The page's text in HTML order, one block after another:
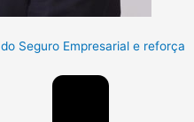
Seguro Empresarial e reforça